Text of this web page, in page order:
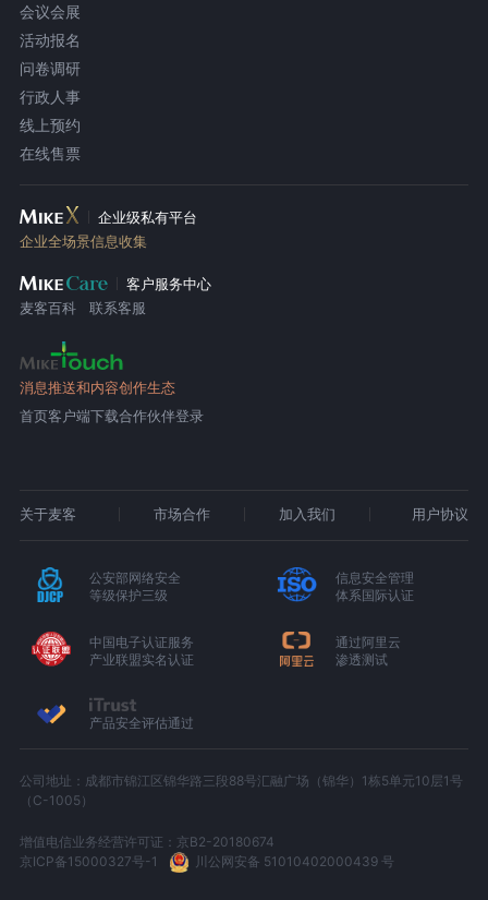
会议会展
活动报名
问卷调研
行政人事
线上预约
在线售票
企业级私有平台
企业全场景信息收集
客户服务中心
麦客百科
联系客服
消息推送和内容创作生态
首页客户端下载合作伙伴登录
关于麦客 市场合作 加入我们 用户协议
公安部网络安全
等级保护三级
信息安全管理
体系国际认证
中国电子认证服务
产业联盟实名认证
通过阿里云
渗透测试
产品安全评估通过
公司地址：成都市锦江区锦华路三段88号汇融广场（锦华）1栋5单元10层1号
（C-1005）
增值电信业务经营许可证：京B2-20180674
京ICP备15000327号-1
川公网安备 51010402000439 号